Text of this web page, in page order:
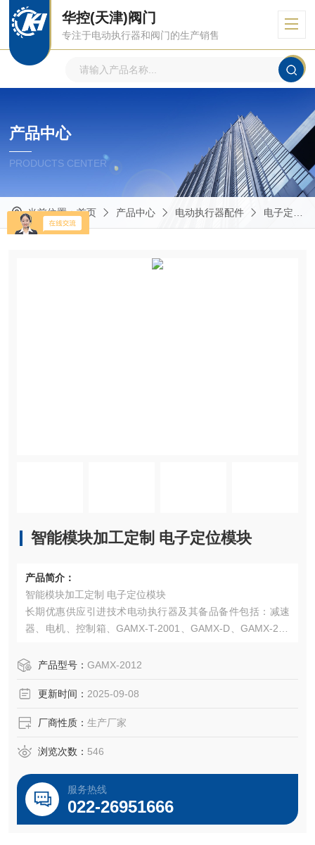
华控(天津)阀门
专注于电动执行器和阀门的生产销售
产品中心
PRODUCTS CENTER
当前位置：首页 产品中心 电动执行器配件 电子定位模块
智能模块加工定制 电子定位模块
产品简介：
智能模块加工定制 电子定位模块
长期优惠供应引进技术电动执行器及其备品备件包括：减速
器、电机、控制箱、GAMX-T-2001、GAMX-D、GAMX-200
GAMX-2005、GAMX-2007、GAMX-2K系列线路板、制动
产品型号： GAMX-2012
更新时间： 2025-09-08
厂商性质： 生产厂家
浏览次数： 546
服务热线
022-26951666